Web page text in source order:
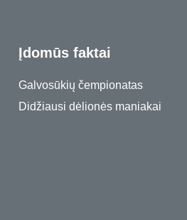
Įdomūs faktai
Galvosūkių čempionatas
Didžiausi dėlionės maniakai